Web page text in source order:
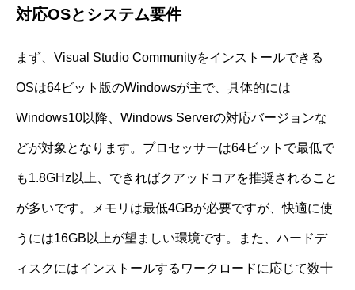
対応OSとシステム要件
まず、Visual Studio Communityをインストールできる
OSは64ビット版のWindowsが主で、具体的には
Windows10以降、Windows Serverの対応バージョンな
どが対象となります。プロセッサーは64ビットで最低で
も1.8GHz以上、できればクアッドコアを推奨されること
が多いです。メモリは最低4GBが必要ですが、快適に使
うには16GB以上が望ましい環境です。また、ハードデ
ィスクにはインストールするワークロードに応じて数十